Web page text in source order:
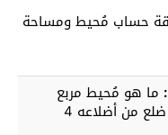
حساب مُحيط ومساحة
ما هو مُحيط مربع
يبلغ طول كل ضلع من أضلاعه 4